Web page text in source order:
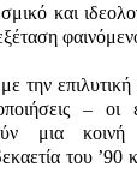
και
την
– οι
μια
του